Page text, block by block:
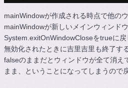
mainWindowが作成される時点で他の
mainWindowが新しいメインウィンド
System.exitOnWindowCloseをtrueに
無効化されたときに吉里吉里も終了す
falseのままだとウィンドウが全て消え
まま、ということになってしまうので